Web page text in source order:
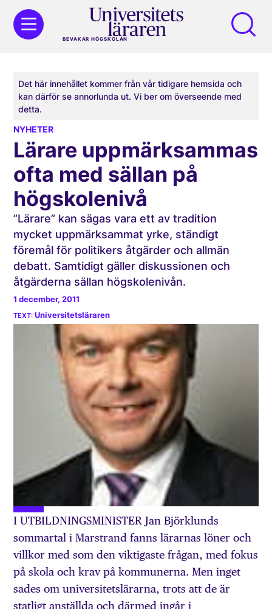
BEVAKAR HÖGSKOLAN
Det här innehållet kommer från vår tidigare hemsida och
kan därför se annorlunda ut. Vi ber om överseende med
detta.
NYHETER
Lärare uppmärksammas
ofta med sällan på
högskolenivå
”Lärare” kan sägas vara ett av tradition
mycket uppmärksammat yrke, ständigt
föremål för politikers åtgärder och allmän
debatt. Samtidigt gäller diskussionen och
åtgärderna sällan högskolenivån.
1 december, 2011
Universitetsläraren
I UTBILDNINGSMINISTER Jan Björklunds
sommartal i Marstrand fanns lärarnas löner och
villkor med som den viktigaste frågan, med fokus
på skola och krav på kommunerna. Men inget
sades om universitetslärarna, trots att de är
statligt anställda och därmed ingår i